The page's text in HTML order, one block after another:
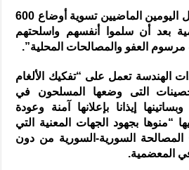
وبين رجب أنه “تمت خلال اليومين الماضيين تسوية أوضاع 600
بعد أن سلموا أنفسهم واسلحتهم
العفو والمصالحات المحلية”.
الهندسة تعمل على “تفكيك الألغام
التى وضعها المسلحون في
إيذانا بإعلانها آمنة وعودة
“منوها بجهود الجهات المعنية التي
المصالحة السورية-السورية من دون
المعضمية.